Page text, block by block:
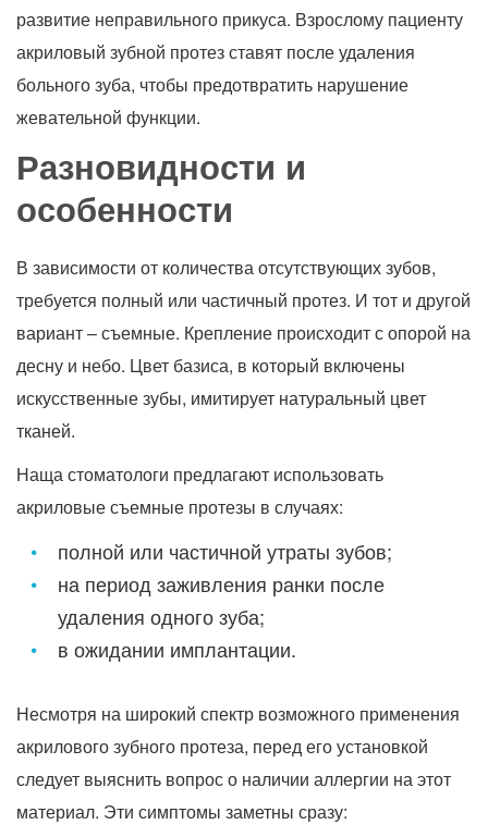
развитие неправильного прикуса. Взрослому пациенту
акриловый зубной протез ставят после удаления
больного зуба, чтобы предотвратить нарушение
жевательной функции.
Разновидности и
особенности
В зависимости от количества отсутствующих зубов,
требуется полный или частичный протез. И тот и другой
вариант – съемные. Крепление происходит с опорой на
десну и небо. Цвет базиса, в который включены
искусственные зубы, имитирует натуральный цвет
тканей.
Наща стоматологи предлагают использовать
акриловые съемные протезы в случаях:
полной или частичной утраты зубов;
на период заживления ранки после
удаления одного зуба;
в ожидании имплантации.
Несмотря на широкий спектр возможного применения
акрилового зубного протеза, перед его установкой
следует выяснить вопрос о наличии аллергии на этот
материал. Эти симптомы заметны сразу: